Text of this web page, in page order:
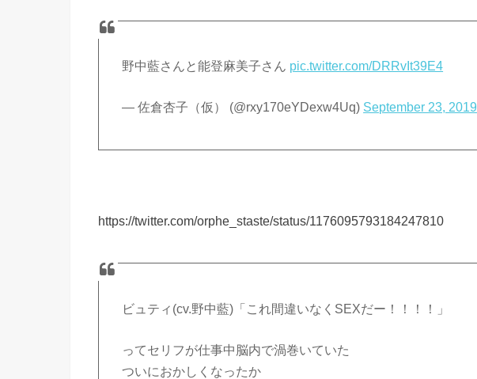
野中藍さんと能登麻美子さん pic.twitter.com/DRRvIt39E4
— 佐倉杏子（仮） (@rxy170eYDexw4Uq) September 23, 2019
https://twitter.com/orphe_staste/status/1176095793184247810
ビュティ(cv.野中藍)「これ間違いなくSEXだー！！！！」
ってセリフが仕事中脳内で渦巻いていた
ついにおかしくなったか